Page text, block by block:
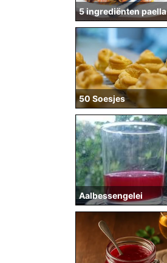
5 ingrediënten paella
50 Soesjes
Aalbessengelei